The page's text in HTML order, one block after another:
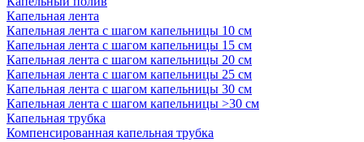
Капельная лента
Капельная лента с шагом капельницы 10 см
Капельная лента с шагом капельницы 15 см
Капельная лента с шагом капельницы 20 см
Капельная лента с шагом капельницы 25 см
Капельная лента с шагом капельницы 30 см
Капельная лента с шагом капельницы >30 см
Капельная трубка
Компенсированная капельная трубка